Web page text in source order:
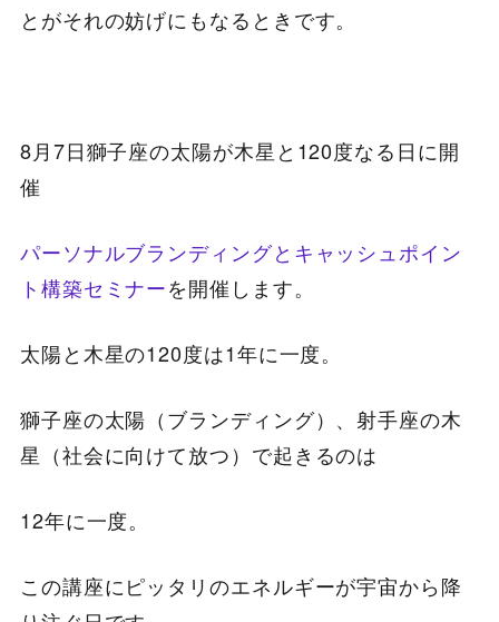
とがそれの妨げにもなるときです。
8月7日獅子座の太陽が木星と120度なる日に開
催
パーソナルブランディングとキャッシュポイン
ト構築セミナーを開催します。
太陽と木星の120度は1年に一度。
獅子座の太陽（ブランディング）、射手座の木
星（社会に向けて放つ）で起きるのは
12年に一度。
この講座にピッタリのエネルギーが宇宙から降